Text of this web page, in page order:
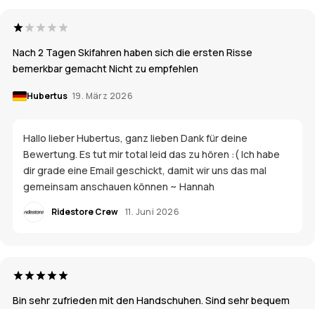
Nach 2 Tagen Skifahren haben sich die ersten Risse
bemerkbar gemacht Nicht zu empfehlen
Hubertus 19. März 2026
Hallo lieber Hubertus, ganz lieben Dank für deine
Bewertung. Es tut mir total leid das zu hören :( Ich habe
dir grade eine Email geschickt, damit wir uns das mal
gemeinsam anschauen können ~ Hannah
Ridestore Crew 11. Juni 2026
Bin sehr zufrieden mit den Handschuhen. Sind sehr bequem